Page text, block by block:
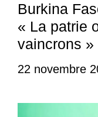
Burkina
« La patrie
vaincrons »
22 novembre